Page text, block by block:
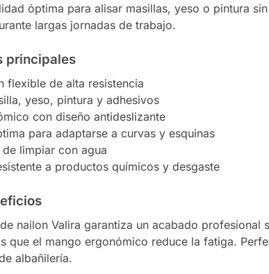
óptima para alisar masillas, yeso o pintura
largas jornadas de trabajo.
principales
flexible de alta resistencia
yeso, pintura y adhesivos
con diseño antideslizante
para adaptarse a curvas y esquinas
de limpiar con agua
a productos químicos y desgaste
nailon Valira garantiza un acabado
que el mango ergonómico reduce la fatiga.
albañilería.